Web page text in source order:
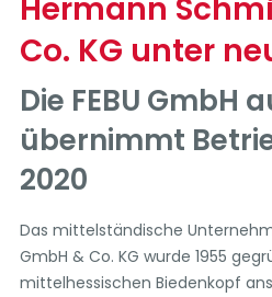
Hermann
Co. KG unter
Die FEBU GmbH
übernimmt
2020
Das mittelständische
GmbH & Co. KG wurde 1955
mittelhessischen Biedenkopf